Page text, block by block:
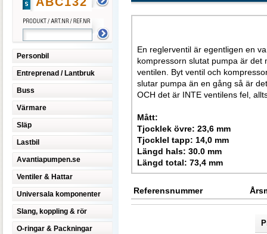
Personbil
Entreprenad / Lantbruk
Buss
Värmare
Släp
Lastbil
Avantiapumpen.se
Ventiler & Hattar
Universala komponenter
Slang, koppling & rör
O-ringar & Packningar
En reglerventil är egentligen en
kompressorn slutat pumpa är det
ventilen. Byt ventil och
slutar pumpa än en gång så är
OCH det är INTE ventilens fel,
Mått:
Tjocklek övre: 23,6 mm
Tjocklel tapp: 14,0 mm
Längd hals: 30.0 mm
Längd total: 73,4 mm
Referensnummer